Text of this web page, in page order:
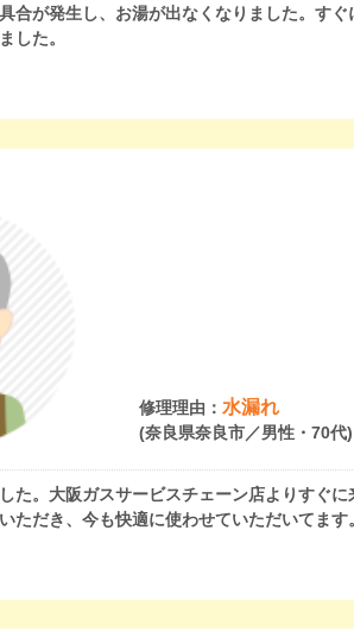
合が発生し、お湯が出なくなりました。す
した。
修理理由： 水漏れ
(奈良県奈良市／男性・70代)
た。大阪ガスサービスチェーン店よりすぐ
ただき、今も快適に使わせていただいてます。